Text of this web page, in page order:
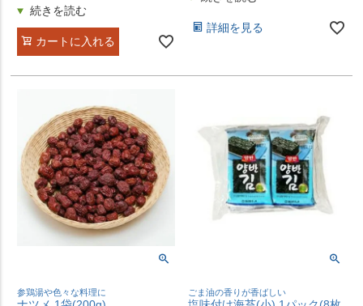
カートに入れる
詳細を見る
参鶏湯や色々な料理に ごま油の香りが香ばしい